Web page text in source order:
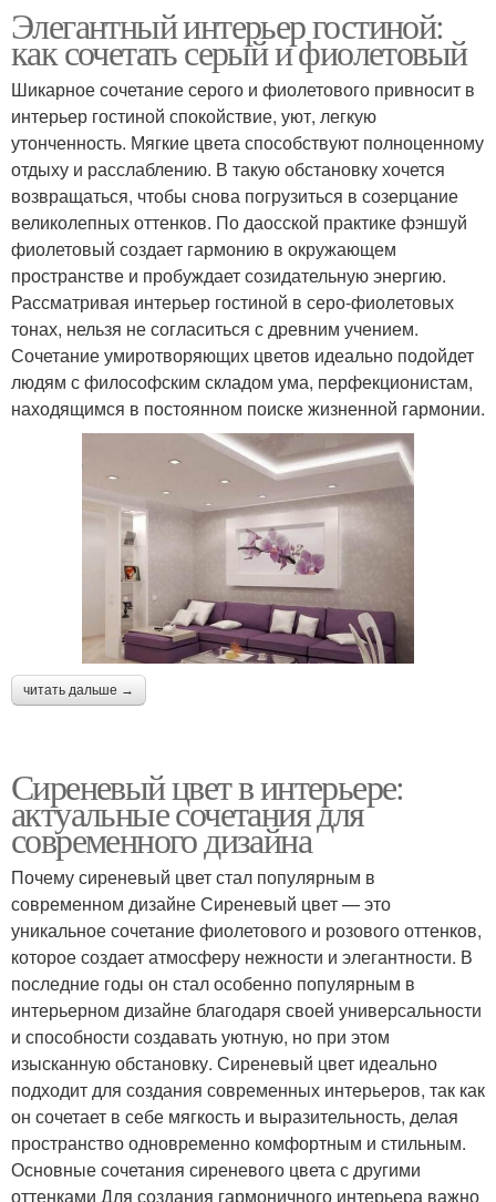
Элегантный интерьер гостиной:
как сочетать серый и фиолетовый
Шикарное сочетание серого и фиолетового привносит в
интерьер гостиной спокойствие, уют, легкую
утонченность. Мягкие цвета способствуют полноценному
отдыху и расслаблению. В такую обстановку хочется
возвращаться, чтобы снова погрузиться в созерцание
великолепных оттенков. По даосской практике фэншуй
фиолетовый создает гармонию в окружающем
пространстве и пробуждает созидательную энергию.
Рассматривая интерьер гостиной в серо-фиолетовых
тонах, нельзя не согласиться с древним учением.
Сочетание умиротворяющих цветов идеально подойдет
людям с философским складом ума, перфекционистам,
находящимся в постоянном поиске жизненной гармонии.
читать дальше →
Сиреневый цвет в интерьере:
актуальные сочетания для
современного дизайна
Почему сиреневый цвет стал популярным в
современном дизайне Сиреневый цвет — это
уникальное сочетание фиолетового и розового оттенков,
которое создает атмосферу нежности и элегантности. В
последние годы он стал особенно популярным в
интерьерном дизайне благодаря своей универсальности
и способности создавать уютную, но при этом
изысканную обстановку. Сиреневый цвет идеально
подходит для создания современных интерьеров, так как
он сочетает в себе мягкость и выразительность, делая
пространство одновременно комфортным и стильным.
Основные сочетания сиреневого цвета с другими
оттенками Для создания гармоничного интерьера важно